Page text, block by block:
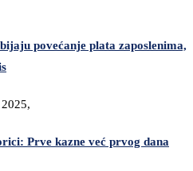
povećanje plata zaposlenima,
Prve kazne već prvog dana